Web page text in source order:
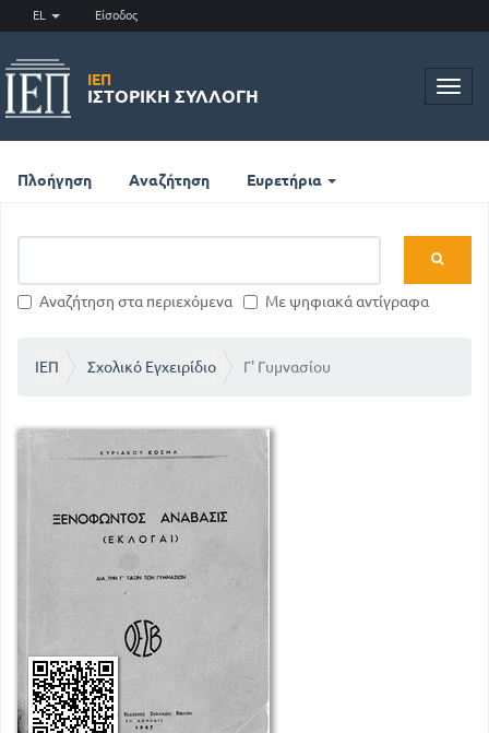
EL Είσοδος
ΙΕΠ
ΙΣΤΟΡΙΚΉ ΣΥΛΛΟΓΉ
Πλοήγηση Αναζήτηση Ευρετήρια
Αναζήτηση στα περιεχόμενα Με ψηφιακά αντίγραφα
ΙΕΠ Σχολικό Εγχειρίδιο Γ' Γυμνασίου